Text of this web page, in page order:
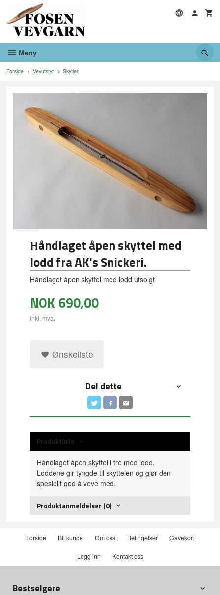
innholdet
Meny
Forside Vevutstyr Skytler
Håndlaget åpen skyttel med
lodd fra AK's Snickeri.
Håndlaget åpen skyttel med lodd utsolgt
NOK 690,00
inkl. mva.
Ønskeliste
Del dette
Produktinfo
Håndlaget åpen skyttel i tre med lodd.
Loddene gir tyngde til skyttelen og gjør den
spesiellt god å veve med.
Produktanmeldelser (0)
Forside Bli kunde Om oss Betingelser Gavekort
Logg inn Kontakt oss
Bestselgere